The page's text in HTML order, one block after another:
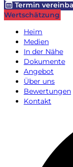
Termin
Wertschätzung
Heim
Medien
In der Nähe
Dokumente
Angebot
Über uns
Bewertungen
Kontakt